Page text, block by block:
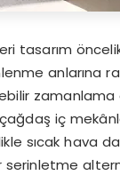
tasarım
anlarına
zamanlama
iç
sıcak hava
serinletme